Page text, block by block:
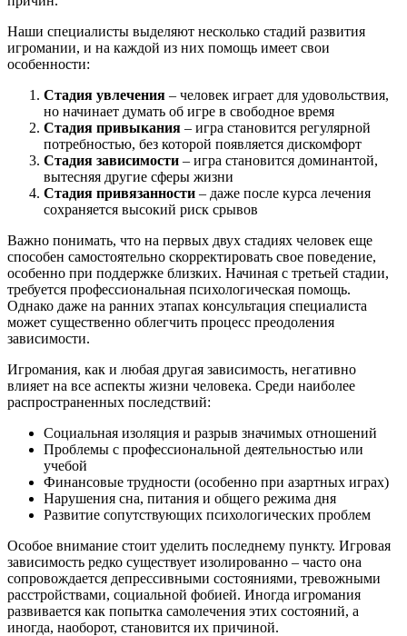
Наши специалисты выделяют несколько стадий развития
игромании, и на каждой из них помощь имеет свои
особенности:
Стадия увлечения – человек играет для удовольствия,
но начинает думать об игре в свободное время
Стадия привыкания – игра становится регулярной
потребностью, без которой появляется дискомфорт
Стадия зависимости – игра становится доминантой,
вытесняя другие сферы жизни
Стадия привязанности – даже после курса лечения
сохраняется высокий риск срывов
Важно понимать, что на первых двух стадиях человек еще
способен самостоятельно скорректировать свое поведение,
особенно при поддержке близких. Начиная с третьей стадии,
требуется профессиональная психологическая помощь.
Однако даже на ранних этапах консультация специалиста
может существенно облегчить процесс преодоления
зависимости.
Игромания, как и любая другая зависимость, негативно
влияет на все аспекты жизни человека. Среди наиболее
распространенных последствий:
Социальная изоляция и разрыв значимых отношений
Проблемы с профессиональной деятельностью или
учебой
Финансовые трудности (особенно при азартных играх)
Нарушения сна, питания и общего режима дня
Развитие сопутствующих психологических проблем
Особое внимание стоит уделить последнему пункту. Игровая
зависимость редко существует изолированно – часто она
сопровождается депрессивными состояниями, тревожными
расстройствами, социальной фобией. Иногда игромания
развивается как попытка самолечения этих состояний, а
иногда, наоборот, становится их причиной.